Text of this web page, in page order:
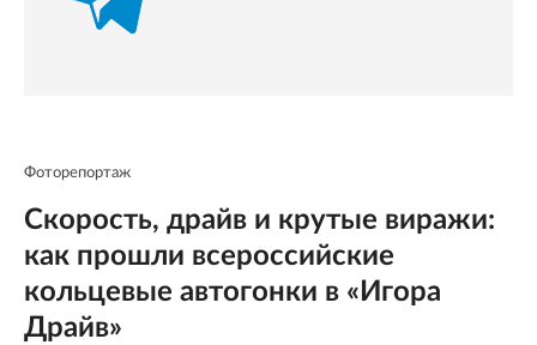
Фоторепортаж
Скорость, драйв и крутые виражи:
как прошли всероссийские
кольцевые автогонки в «Игора
Драйв»